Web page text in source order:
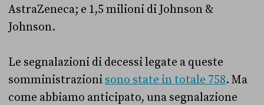
AstraZeneca; e 1,5 milioni di Johnson &
Johnson.
Le segnalazioni di decessi legate a queste
somministrazioni sono state in totale 758. Ma
come abbiamo anticipato, una segnalazione